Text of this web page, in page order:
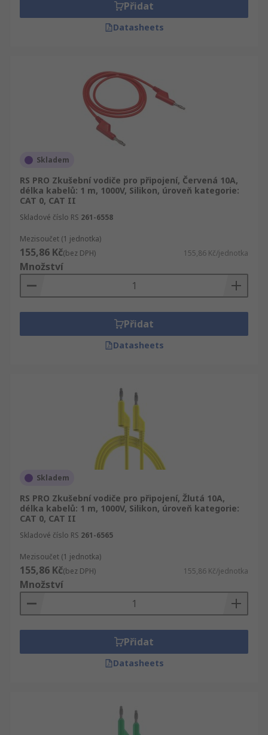
Přidat
Datasheets
Skladem
RS PRO Zkušební vodiče pro připojení, Červená 10A,
délka kabelů: 1 m, 1000V, Silikon, úroveň kategorie:
CAT 0, CAT II
Skladové číslo RS 261-6558
Mezisoučet (1 jednotka)
155,86 Kč(bez DPH) 155,86 Kč/jednotka
Množství
Přidat
Datasheets
Skladem
RS PRO Zkušební vodiče pro připojení, Žlutá 10A,
délka kabelů: 1 m, 1000V, Silikon, úroveň kategorie:
CAT 0, CAT II
Skladové číslo RS 261-6565
Mezisoučet (1 jednotka)
155,86 Kč(bez DPH) 155,86 Kč/jednotka
Množství
Přidat
Datasheets